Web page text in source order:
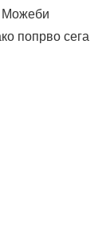
Можеби
попрво сега